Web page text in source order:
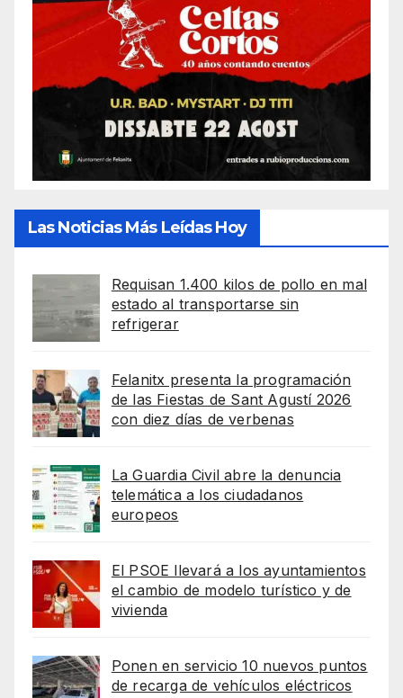
Las Noticias Más Leídas Hoy
Requisan 1.400 kilos de pollo en mal
estado al transportarse sin
refrigerar
Felanitx presenta la programación
de las Fiestas de Sant Agustí 2026
con diez días de verbenas
La Guardia Civil abre la denuncia
telemática a los ciudadanos
europeos
El PSOE llevará a los ayuntamientos
el cambio de modelo turístico y de
vivienda
Ponen en servicio 10 nuevos puntos
de recarga de vehículos eléctricos